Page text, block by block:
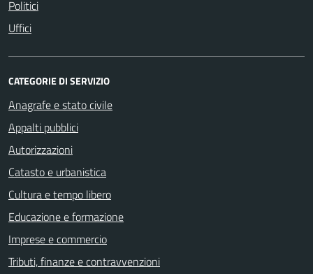
Politici
Uffici
CATEGORIE DI SERVIZIO
Anagrafe e stato civile
Appalti pubblici
Autorizzazioni
Catasto e urbanistica
Cultura e tempo libero
Educazione e formazione
Imprese e commercio
Tributi, finanze e contravvenzioni